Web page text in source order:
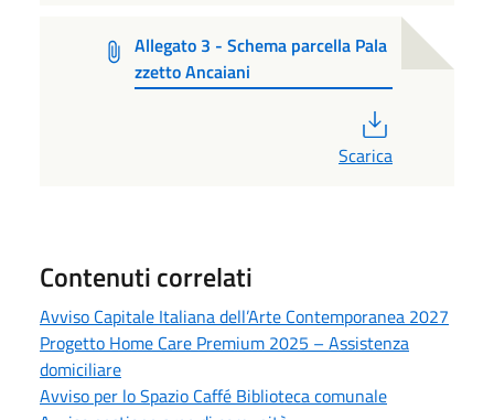
Allegato 3 - Schema parcella Pala
zzetto Ancaiani
Scarica
Contenuti correlati
Avviso Capitale Italiana dell’Arte Contemporanea 2027
Progetto Home Care Premium 2025 – Assistenza
domiciliare
Avviso per lo Spazio Caffé Biblioteca comunale